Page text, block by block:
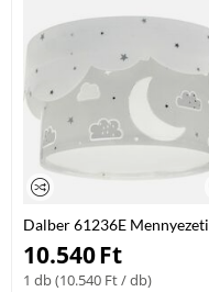
Dalber 61236E Mennyezeti
Gyereklampa lámpa
10.540Ft
1 db (10.540 Ft/ db)